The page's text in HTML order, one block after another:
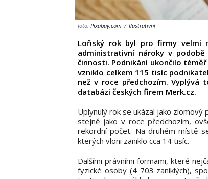
foto: Pixabay.com / Ilustrativní
Loňský rok byl pro firmy velmi
administrativní nároky v
činnosti. Podnikání ukončilo
vzniklo celkem 115 tisíc
než v roce předchozím.
databázi českých firem Merk.cz.
Uplynulý rok se ukázal jako
stejně jako v roce předchozím,
rekordní počet. Na druhém místě
kterých vloni zaniklo cca 14 tisíc.
Dalšími právními formami, které
fyzické osoby (4 703 zaniklých),